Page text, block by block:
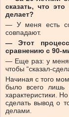
сказать, что это
делает?
— У меня есть
совпадают.
— Этот процесс
сравнению с 90-
— Еще раз: у меня
чтобы “сказал-
Начиная с того
было всего лишь
характеристики.
сделать вывод о
делами.